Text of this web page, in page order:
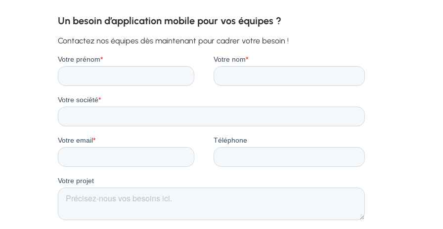
Un besoin d’application mobile pour vos équipes ?
Contactez nos équipes dès maintenant pour cadrer votre besoin !